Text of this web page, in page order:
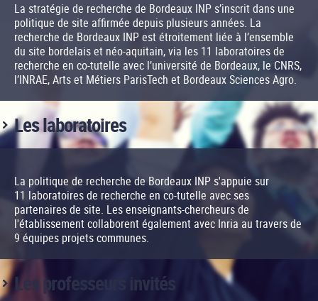
La stratégie de recherche de Bordeaux INP s’inscrit dans une
politique de site affirmée depuis plusieurs années. La
recherche de Bordeaux INP est étroitement liée à l’ensemble
du site bordelais et néo-aquitain, via les 11 laboratoires de
recherche en co-tutelle avec l’université de Bordeaux, le CNRS,
l’INRAE, Arts et Métiers ParisTech et Bordeaux Sciences Agro.
Les laboratoires
La politique de recherche de Bordeaux INP s'appuie sur
11 laboratoires de recherche en co-tutelle avec ses
partenaires de site. Les enseignants-chercheurs de
l'établissement collaborent également avec Inria au travers de
9 équipes projets communes.
Les professeurs invités